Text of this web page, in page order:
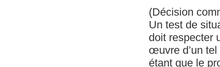
(Décision
Un test de
doit respecter
œuvre d’un tel
étant que le